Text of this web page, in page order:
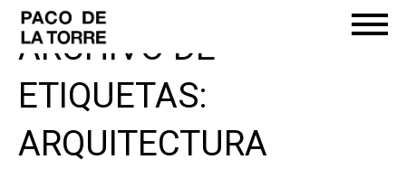
ARCHIVO DE
ETIQUETAS:
ARQUITECTURA